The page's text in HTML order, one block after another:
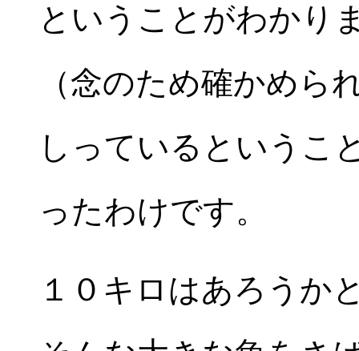
ということがわかり
（念のため確かめら
しっているというこ
ったわけです。
１０キロはあろうか